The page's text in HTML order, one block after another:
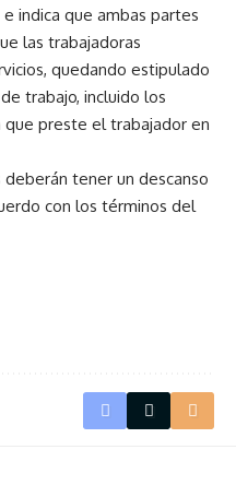
indica que ambas partes
las trabajadoras
quedando estipulado
trabajo, incluido los
preste el trabajador en
tener un descanso
con los términos del